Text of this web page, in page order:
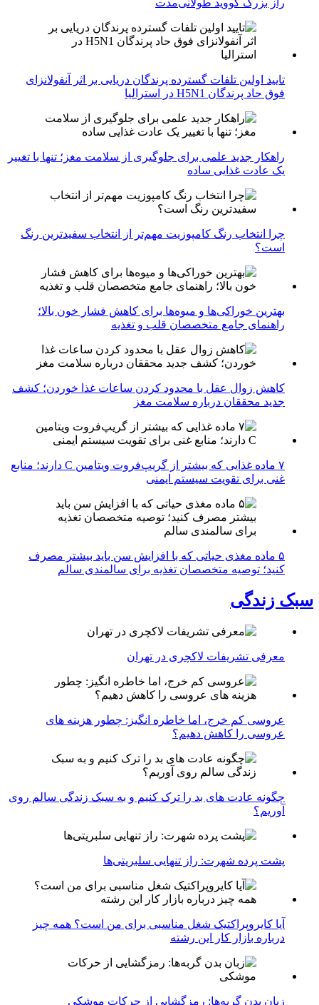
راز بزرگ کووید طولانی‌مدت
تایید اولین تلفات گسترده پرندگان دریایی بر اثر آنفولانزای
فوق حاد پرندگان H5N1 در استرالیا
راهکار جدید علمی برای جلوگیری از سلامت مغز؛ تنها با تغییر
یک عادت غذایی ساده
چرا انتخاب رنگ کامپوزیت مهم‌تر از انتخاب سفیدترین رنگ
است؟
بهترین خوراکی‌ها و میوه‌ها برای کاهش فشار خون بالا؛
راهنمای جامع متخصصان قلب و تغذیه
کاهش زوال عقل با محدود کردن ساعات غذا خوردن؛ کشف
جدید محققان درباره سلامت مغز
۷ ماده غذایی که بیشتر از گریپ‌فروت ویتامین C دارند؛ منابع
غنی برای تقویت سیستم ایمنی
۵ ماده مغذی حیاتی که با افزایش سن باید بیشتر مصرف
کنید؛ توصیه متخصصان تغذیه برای سالمندی سالم
سبک زندگی
معرفی تشریفات لاکچری در تهران
عروسی کم خرج، اما خاطره انگیز: چطور هزینه های
عروسی را کاهش دهیم؟
چگونه عادت‌ های بد را ترک کنیم و به سبک زندگی سالم روی
آوریم؟
پشت پرده شهرت: راز تنهایی سلبریتی‌ها
آیا کایروپراکتیک شغل مناسبی برای من است؟ همه چیز
درباره بازار کار این رشته
زبان بدن گربه‌ها: رمزگشایی از حرکات موشکی